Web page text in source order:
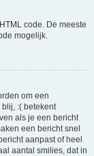
code. De meeste
mogelijk.
om een
:( betekent
als je een bericht
een bericht snel
aanpast of heel
aantal smilies, dat in